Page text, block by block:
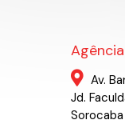
Av.
Jd.